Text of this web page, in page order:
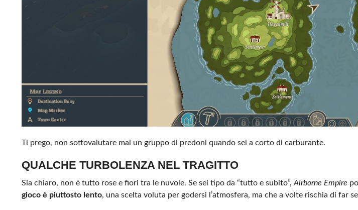
Ti prego, non sottovalutare mai un gruppo di predoni quando sei a corto di carburante.
QUALCHE TURBOLENZA NEL TRAGITTO
Sia chiaro, non è tutto rose e fiori tra le nuvole. Se sei tipo da “tutto e subito”, Airborne Empire
gioco è piuttosto lento, una scelta voluta per godersi l’atmosfera, ma che a volte rischia di far